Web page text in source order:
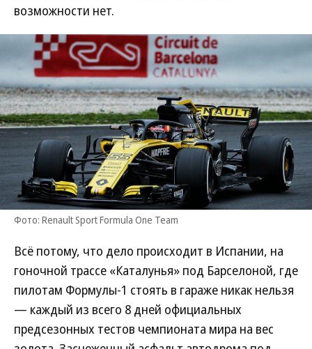
возможности нет.
Фото: Renault Sport Formula One Team
Всё потому, что дело происходит в Испании, на
гоночной трассе «Каталунья» под Барселоной, где
пилотам Формулы-1 стоять в гараже никак нельзя
— каждый из всего 8 дней официальных
предсезонных тестов чемпионата мира на вес